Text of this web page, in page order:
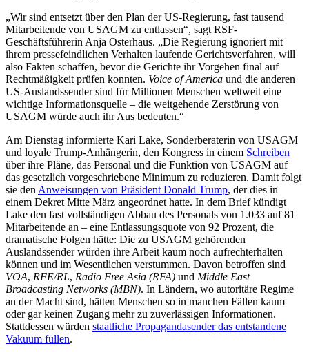
„Wir sind entsetzt über den Plan der US-Regierung, fast tausend
Mitarbeitende von USAGM zu entlassen“, sagt RSF-
Geschäftsführerin Anja Osterhaus. „Die Regierung ignoriert mit
ihrem pressefeindlichen Verhalten laufende Gerichtsverfahren, will
also Fakten schaffen, bevor die Gerichte ihr Vorgehen final auf
Rechtmäßigkeit prüfen konnten. Voice of America und die anderen
US-Auslandssender sind für Millionen Menschen weltweit eine
wichtige Informationsquelle – die weitgehende Zerstörung von
USAGM würde auch ihr Aus bedeuten.“
Am Dienstag informierte Kari Lake, Sonderberaterin von USAGM
und loyale Trump-Anhängerin, den Kongress in einem Schreiben
über ihre Pläne, das Personal und die Funktion von USAGM auf
das gesetzlich vorgeschriebene Minimum zu reduzieren. Damit folgt
sie den Anweisungen von Präsident Donald Trump, der dies in
einem Dekret Mitte März angeordnet hatte. In dem Brief kündigt
Lake den fast vollständigen Abbau des Personals von 1.033 auf 81
Mitarbeitende an – eine Entlassungsquote von 92 Prozent, die
dramatische Folgen hätte: Die zu USAGM gehörenden
Auslandssender würden ihre Arbeit kaum noch aufrechterhalten
können und im Wesentlichen verstummen. Davon betroffen sind
VOA, RFE/RL, Radio Free Asia (RFA) und Middle East
Broadcasting Networks (MBN). In Ländern, wo autoritäre Regime
an der Macht sind, hätten Menschen so in manchen Fällen kaum
oder gar keinen Zugang mehr zu zuverlässigen Informationen.
Stattdessen würden staatliche Propagandasender das entstandene
Vakuum füllen.